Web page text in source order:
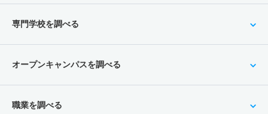
専門学校を調べる
オープンキャンパスを調べる
職業を調べる